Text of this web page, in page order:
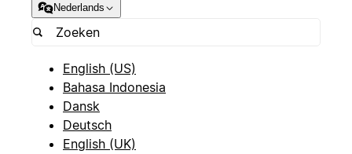
Nederlands
English (US)
Bahasa Indonesia
Dansk
Deutsch
English (UK)